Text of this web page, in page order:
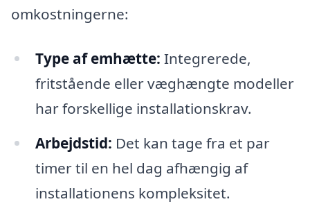
omkostningerne:
Type af emhætte: Integrerede,
fritstående eller væghængte modeller
har forskellige installationskrav.
Arbejdstid: Det kan tage fra et par
timer til en hel dag afhængig af
installationens kompleksitet.